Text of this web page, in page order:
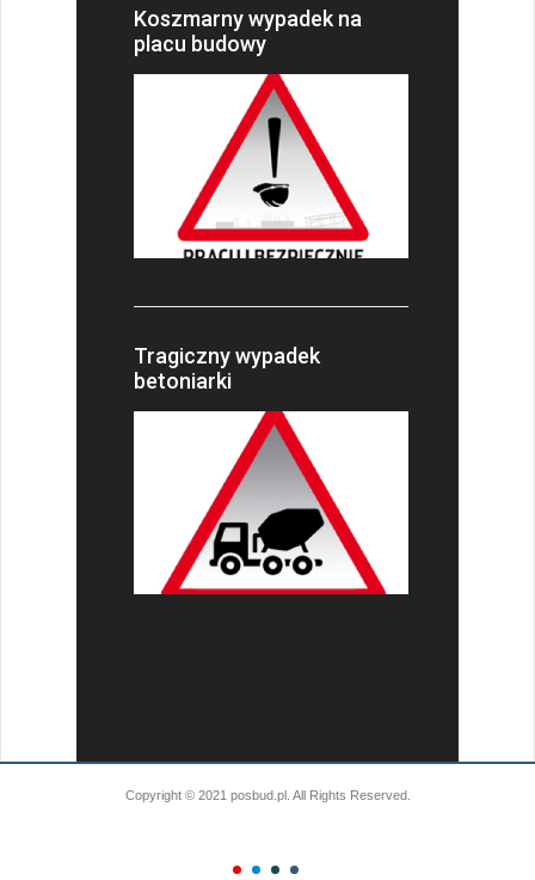
Koszmarny wypadek na
placu budowy
Tragiczny wypadek
betoniarki
Copyright © 2021 posbud.pl. All Rights Reserved.